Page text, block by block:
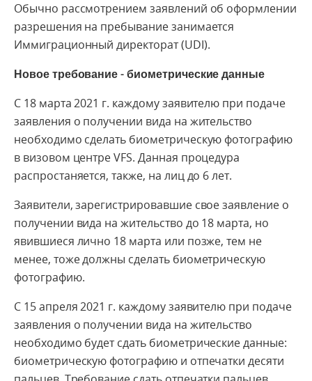
Обычно рассмотрением заявлений об оформлении
разрешения на пребывание занимается
Иммиграционный директорат (UDI).
Новое требование - биометрические данные
С 18 марта 2021 г. каждому заявителю при подаче
заявления о получении вида на жительство
необходимо сделать биометрическую фотографию
в визовом центре VFS. Данная процедура
распростаняется, также, на лиц до 6 лет.
Заявители, зарегистрировавшие свое заявление о
получении вида на жительство до 18 марта, но
явившиеся лично 18 марта или позже, тем не
менее, тоже должны сделать биометрическую
фотографию.
С 15 апреля 2021 г. каждому заявителю при подаче
заявления о получении вида на жительство
необходимо будет сдать биометрические данные:
биометрическую фотографию и отпечатки десяти